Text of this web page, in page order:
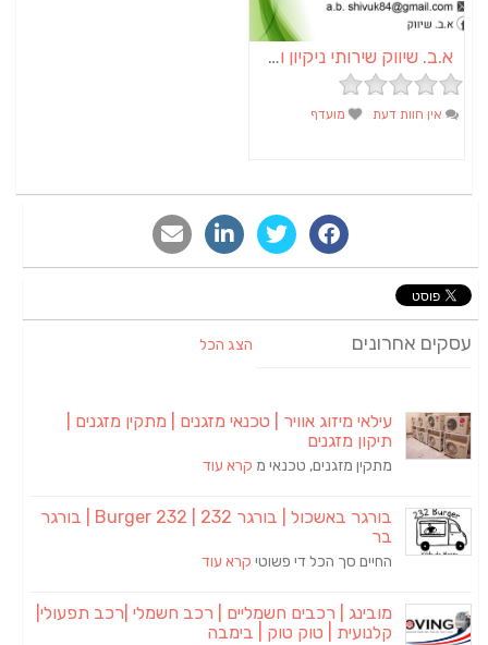
א.ב. שיווק שירותי ניקיון ותחזוקה
אין חוות דעת מועדף
אחרונים הצג הכל
עילאי מיזוג אוויר | טכנאי מזגנים | מתקין מזגנים |
תיקון מזגנים
מתקין מזגנים, טכנאי מקרא עוד
בורגר באשכול | בורגר 232 | Burger 232 | בורגר
בר
החיים סך הכל די פשוטיקרא עוד
מובינג | רכבים חשמליים | רכב חשמלי |רכב תפעולי|
קלנועית | טוק טוק | בימבה